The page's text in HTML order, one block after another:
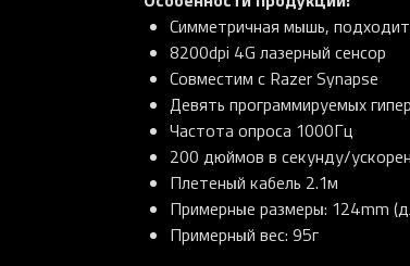
Симметричная мышь,
8200dpi 4G лазерный сенсор
Совместим с Razer Synapse
Девять программируемых
Частота опроса 1000Гц
200 дюймов в секунду/
Плетеный кабель 2.1м
Примерные размеры: 124mm
Примерный вес: 95г